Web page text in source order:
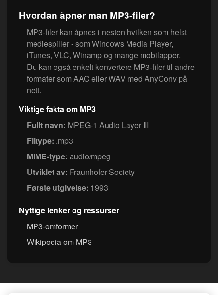
Hvordan åpner man MP3-filer?
MP3-filer kan åpnes i nesten hvilken som helst
mediespiller - som Windows Media Player,
iTunes, VLC, Winamp og mange mobilapper.
Du kan også enkelt konvertere MP3-filer til andre
formater som AAC eller WAV med AnyConv på
nett.
Viktige fakta om MP3
Fullt navn: MPEG-1 Audio Layer III
Filtype: .mp3
MIME-type: audio/mpeg
Utviklet av: Fraunhofer Society
Første utgivelse: 1993
Nyttige lenker og ressurser
MP3-omformer
Wikipedia om MP3